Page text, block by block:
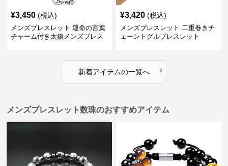
¥3,450 (税込)
メンズブレスレット 運命の言葉
チャーム付き太鎖メンズブレス
¥3,420 (税込)
メンズブレスレット 二重巻きチ
ェーントグルブレスレット
新着アイテムの一覧へ ›
メンズブレスレット数珠のおすすめアイテム